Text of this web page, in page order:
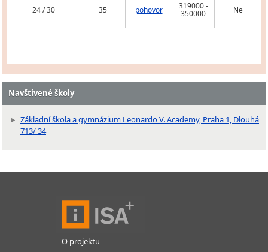
24 / 30 35 pohovor 319000 -
350000 Ne
Navštívené školy
Základní škola a gymnázium Leonardo V. Academy, Praha 1, Dlouhá
713/ 34
O projektu